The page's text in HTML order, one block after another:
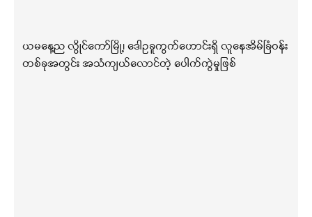
ယမနေ့ည လွိုင်ကော်မြို့၊ ဒေါဥခူကွက်ဟောင်းရှိ လူနေအိမ်ခြံဝန်း
တစ်ခုအတွင်း အသံကျယ်လောင်တဲ့ ပေါက်ကွဲမှုဖြစ်